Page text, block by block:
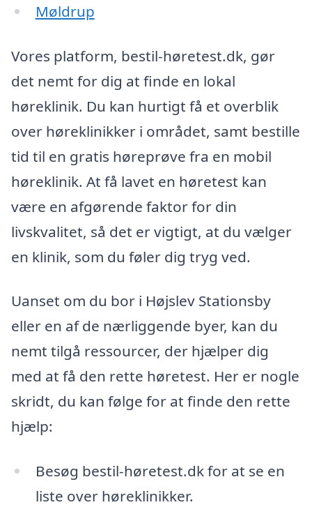
Møldrup
Vores platform, bestil-høretest.dk, gør
det nemt for dig at finde en lokal
høreklinik. Du kan hurtigt få et overblik
over høreklinikker i området, samt bestille
tid til en gratis høreprøve fra en mobil
høreklinik. At få lavet en høretest kan
være en afgørende faktor for din
livskvalitet, så det er vigtigt, at du vælger
en klinik, som du føler dig tryg ved.
Uanset om du bor i Højslev Stationsby
eller en af de nærliggende byer, kan du
nemt tilgå ressourcer, der hjælper dig
med at få den rette høretest. Her er nogle
skridt, du kan følge for at finde den rette
hjælp:
Besøg bestil-høretest.dk for at se en
liste over høreklinikker.